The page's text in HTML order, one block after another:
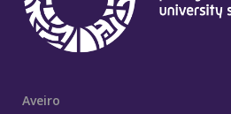
Aveiro